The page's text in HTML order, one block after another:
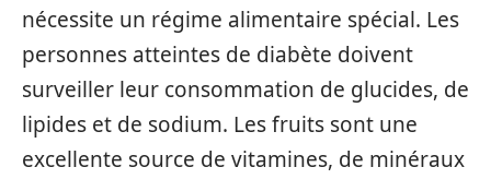
nécessite un régime alimentaire spécial. Les
personnes atteintes de diabète doivent
surveiller leur consommation de glucides, de
lipides et de sodium. Les fruits sont une
excellente source de vitamines, de minéraux